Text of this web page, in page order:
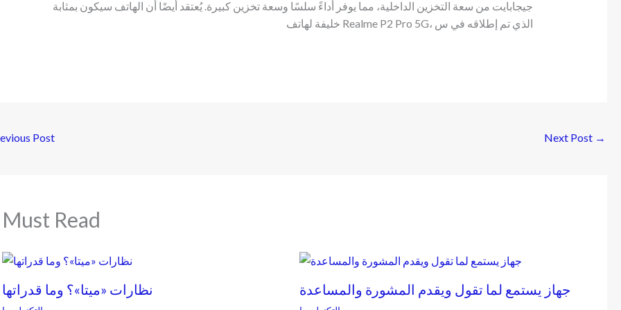
جيجابايت من سعة التخزين الداخلية، مما يوفر أداءً سلسًا وسعة تخزين كبيرة. يُعتقد أيضًا أن الهاتف سيكون بمثابة
خليفة لهاتف Realme P2 Pro 5G، الذي تم إطلاقه في س
Post Next Post →
Must Read
نظارات «ميتا»؟ وما قدراتها جهاز يستمع لما تقول ويقدم المشورة والمساعدة